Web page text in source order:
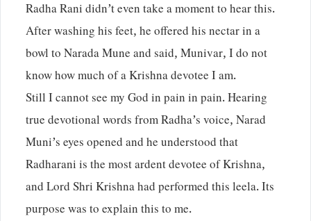
Radha Rani didn’t even take a moment to hear this.
After washing his feet, he offered his nectar in a
bowl to Narada Mune and said, Munivar, I do not
know how much of a Krishna devotee I am.
Still I cannot see my God in pain in pain. Hearing
true devotional words from Radha’s voice, Narad
Muni’s eyes opened and he understood that
Radharani is the most ardent devotee of Krishna,
and Lord Shri Krishna had performed this leela. Its
purpose was to explain this to me.